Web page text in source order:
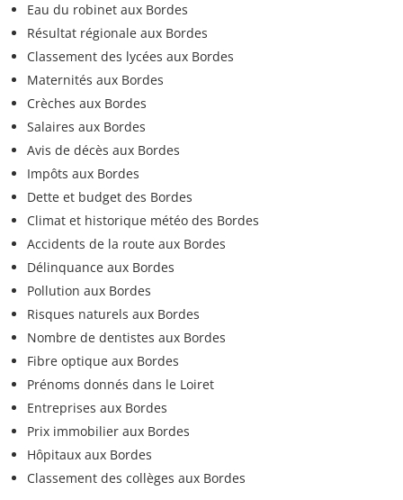
Eau du robinet aux Bordes
Résultat régionale aux Bordes
Classement des lycées aux Bordes
Maternités aux Bordes
Crèches aux Bordes
Salaires aux Bordes
Avis de décès aux Bordes
Impôts aux Bordes
Dette et budget des Bordes
Climat et historique météo des Bordes
Accidents de la route aux Bordes
Délinquance aux Bordes
Pollution aux Bordes
Risques naturels aux Bordes
Nombre de dentistes aux Bordes
Fibre optique aux Bordes
Prénoms donnés dans le Loiret
Entreprises aux Bordes
Prix immobilier aux Bordes
Hôpitaux aux Bordes
Classement des collèges aux Bordes